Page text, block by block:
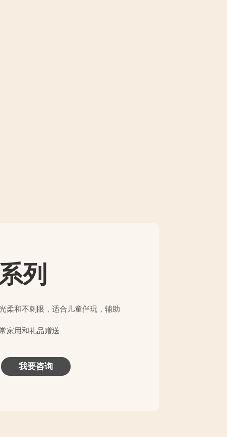
列
柔和不刺眼，适合儿童伴玩，辅助
家用和礼品赠送
我要咨询